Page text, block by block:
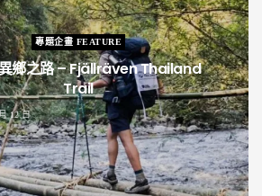
專題企畫 FEATURE
鄉之路 – Fjällräven Thailand
Trail
12 日